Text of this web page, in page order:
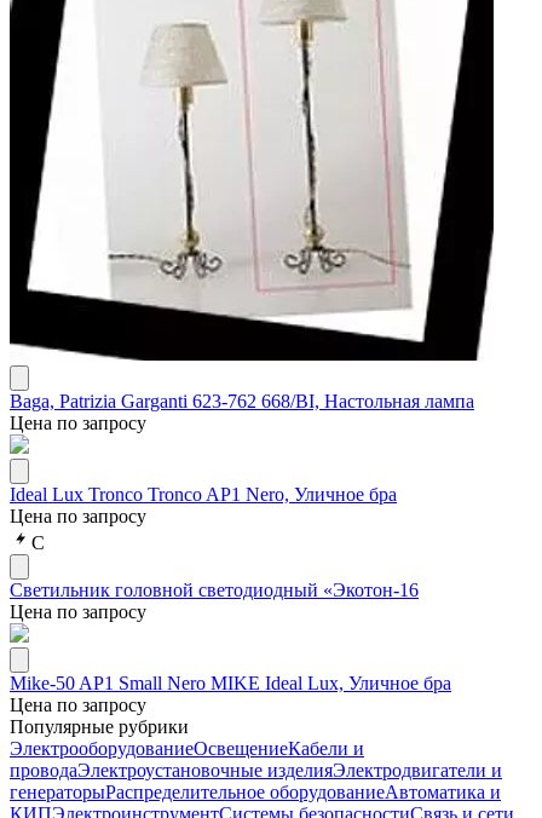
Baga, Patrizia Garganti 623-762 668/BI, Настольная лампа
Цена по запросу
Ideal Lux Tronco Tronco AP1 Nero, Уличное бра
Цена по запросу
С
Светильник головной светодиодный «Экотон-16
Цена по запросу
Mike-50 AP1 Small Nero MIKE Ideal Lux, Уличное бра
Цена по запросу
Популярные рубрики
ЭлектрооборудованиеОсвещениеКабели и
проводаЭлектроустановочные изделияЭлектродвигатели и
генераторыРаспределительное оборудованиеАвтоматика и
КИПЭлектроинструментСистемы безопасностиСвязь и сети